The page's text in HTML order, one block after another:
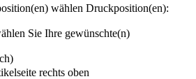
wählen Druckposition(en):
Sie Ihre gewünschte(n)
rechts oben